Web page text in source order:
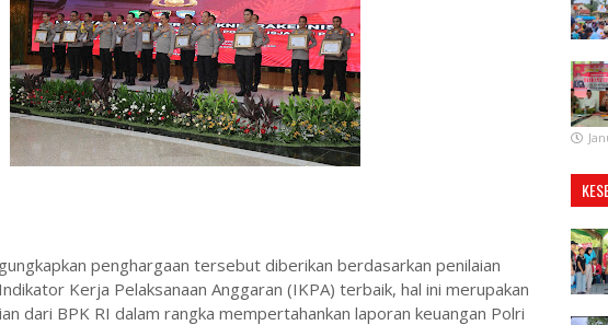
penghargaan tersebut diberikan berdasarkan penilaian
Kerja Pelaksanaan Anggaran (IKPA) terbaik, hal ini merupakan
dari BPK RI dalam rangka mempertahankan laporan keuangan Polri